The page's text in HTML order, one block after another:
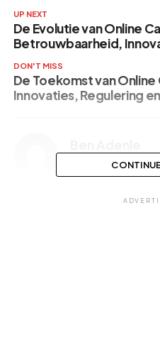
UP NEXT
De Evolutie van Online
Betrouwbaarheid,
DON'T MISS
De Toekomst van Online
Innovaties, Regulering